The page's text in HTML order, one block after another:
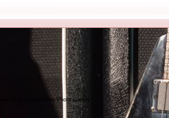
by Coppermine Photo Gallery